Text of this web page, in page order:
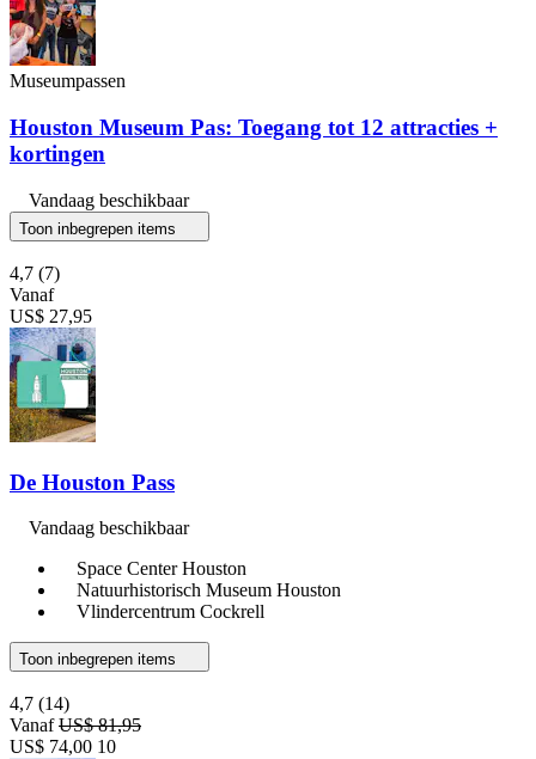
Museumpassen
Houston Museum Pas: Toegang tot 12 attracties +
kortingen
Vandaag beschikbaar
Toon inbegrepen items
4,7 (7)
Vanaf
US$ 27,95
De Houston Pass
Vandaag beschikbaar
Space Center Houston
Natuurhistorisch Museum Houston
Vlindercentrum Cockrell
Toon inbegrepen items
4,7 (14)
VanafUS$ 81,95
US$ 74,00 10